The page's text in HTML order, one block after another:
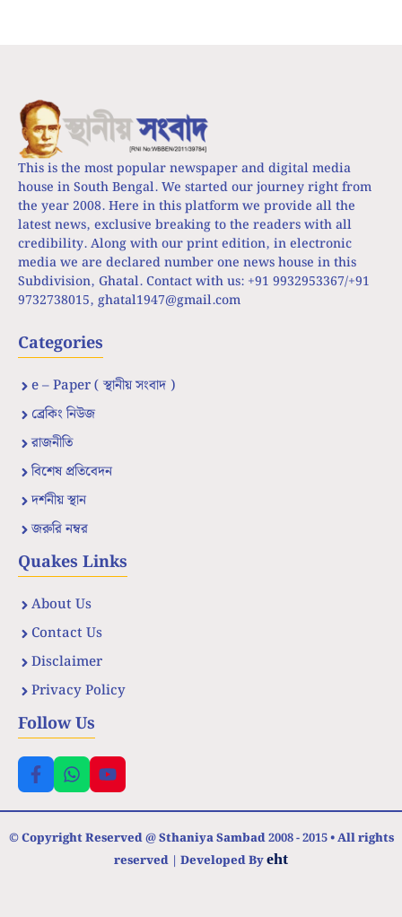
This is the most popular newspaper and digital media
house in South Bengal. We started our journey right from
the year 2008. Here in this platform we provide all the
latest news, exclusive breaking to the readers with all
credibility. Along with our print edition, in electronic
media we are declared number one news house in this
Subdivision, Ghatal. Contact with us: +91 9932953367/+91
9732738015, ghatal1947@gmail.com
Categories
e – Paper ( স্থানীয় সংবাদ )
ব্রেকিং নিউজ
রাজনীতি
বিশেষ প্রতিবেদন
দর্শনীয় স্থান
জরুরি নম্বর
Quakes Links
About Us
Contact Us
Disclaimer
Privacy Policy
Follow Us
© Copyright Reserved @ Sthaniya Sambad 2008 - 2015 • All rights
reserved | Developed Byeht